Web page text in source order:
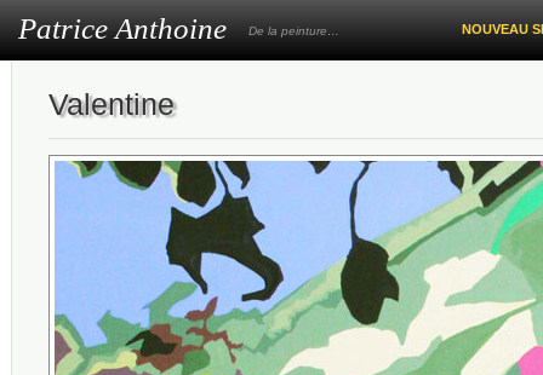
Patrice Anthoine De la peinture… NOUVEAU
Valentine